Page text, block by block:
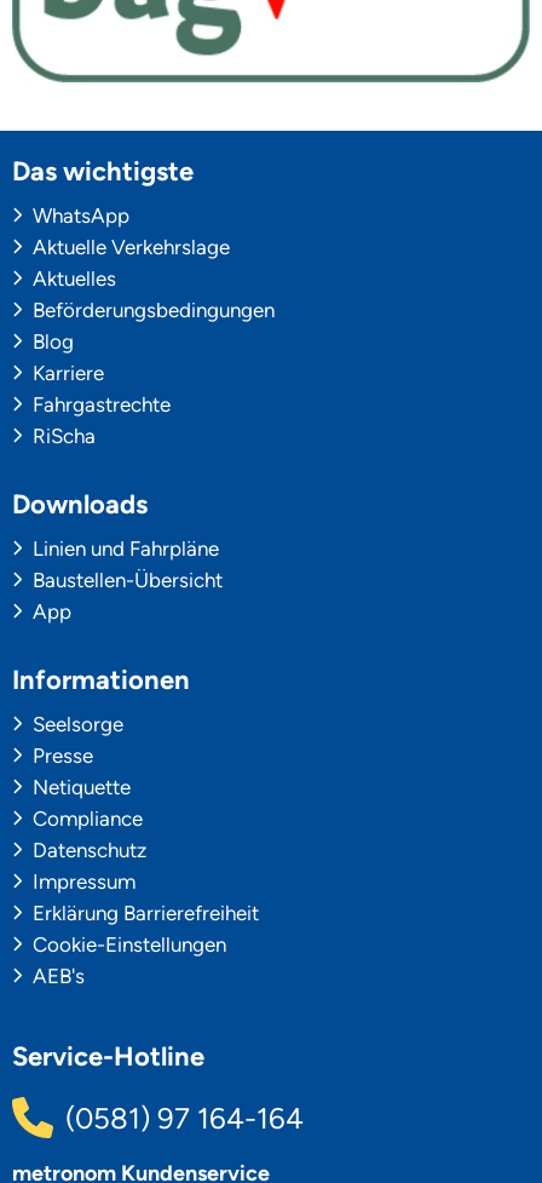
Das wichtigste
WhatsApp
Aktuelle Verkehrslage
Aktuelles
Beförderungsbedingungen
Blog
Karriere
Fahrgastrechte
RiScha
Downloads
Linien und Fahrpläne
Baustellen-Übersicht
App
Informationen
Seelsorge
Presse
Netiquette
Compliance
Datenschutz
Impressum
Erklärung Barrierefreiheit
Cookie-Einstellungen
AEB's
Service-Hotline
(0581) 97 164-164
metronom Kundenservice